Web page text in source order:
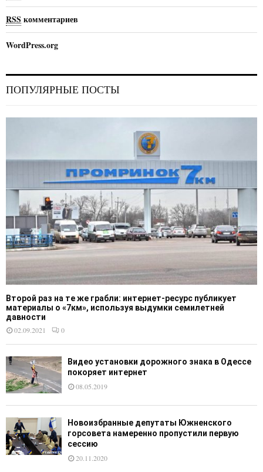
RSS комментариев
WordPress.org
ПОПУЛЯРНЫЕ ПОСТЫ
Второй раз на те же грабли: интернет-ресурс публикует
материалы о «7км», используя выдумки семилетней
давности
02.09.2021
0
Видео установки дорожного знака в Одессе
покоряет интернет
08.05.2019
Новоизбранные депутаты Южненского
горсовета намеренно пропустили первую
сессию
20.11.2020